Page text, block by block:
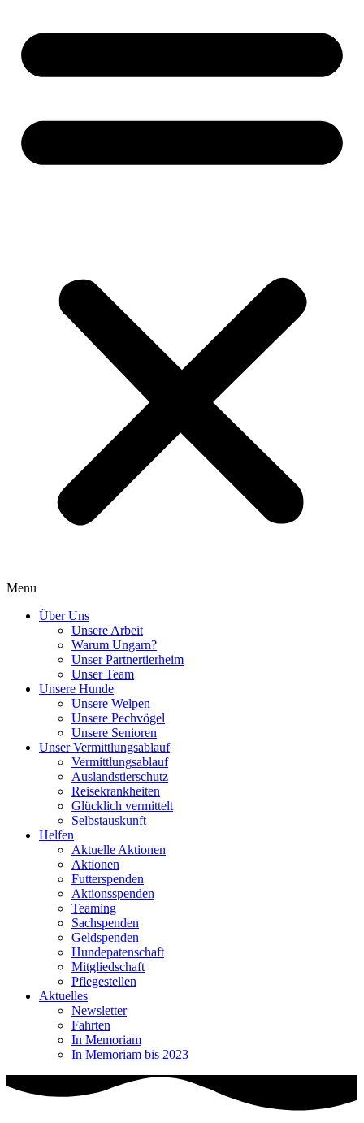
Menu
Über Uns
Unsere Arbeit
Warum Ungarn?
Unser Partnertierheim
Unser Team
Unsere Hunde
Unsere Welpen
Unsere Pechvögel
Unsere Senioren
Unser Vermittlungsablauf
Vermittlungsablauf
Auslandstierschutz
Reisekrankheiten
Glücklich vermittelt
Selbstauskunft
Helfen
Aktuelle Aktionen
Aktionen
Futterspenden
Aktionsspenden
Teaming
Sachspenden
Geldspenden
Hundepatenschaft
Mitgliedschaft
Pflegestellen
Aktuelles
Newsletter
Fahrten
In Memoriam
In Memoriam bis 2023